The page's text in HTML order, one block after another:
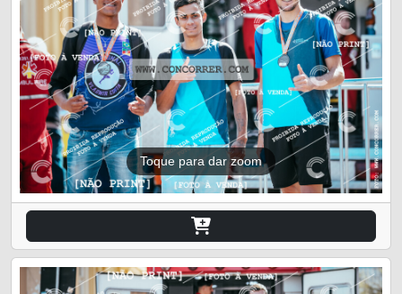
Toque para dar zoom